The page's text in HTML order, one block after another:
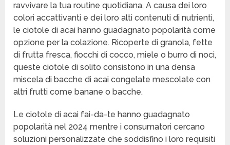
ravvivare la tua routine quotidiana. A causa dei loro
colori accattivanti e dei loro alti contenuti di nutrienti,
le ciotole di acai hanno guadagnato popolarità come
opzione per la colazione. Ricoperte di granola, fette
di frutta fresca, fiocchi di cocco, miele o burro di noci,
queste ciotole di solito consistono in una densa
miscela di bacche di acai congelate mescolate con
altri frutti come banane o bacche.
Le ciotole di acai fai-da-te hanno guadagnato
popolarità nel 2024 mentre i consumatori cercano
soluzioni personalizzate che soddisfino i loro requisiti